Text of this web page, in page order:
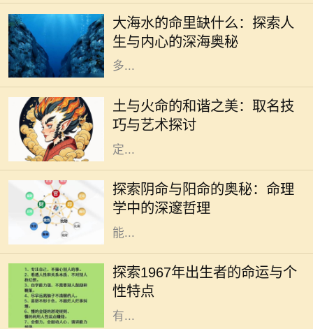
大海水的命里缺什么：探索人
生与内心的深海奥秘
又富有吸引力，充满了无限的可能与
冒险。然而，正如海水在我们生活中
的重要性一样，它的深处也隐藏着许
多...
土与火命的和谐之美：取名技
巧与艺术探讨
在中国传统命理学中，五行理论被广
泛应用，土和火作为其中两种重要元
素，各自富有独特的特征与寓意。土
蕴含着稳重、包容和滋养，象征着安
定...
探索阴命与阳命的奥秘：命理
学中的深邃哲理
在中华传统文化中，命理学拥有悠久
的历史，而其中的阴命和阳命是两个
重要的概念。了解它们的区别不仅可
以帮助我们更好地认识自身命运，还
能...
探索1967年出生者的命运与个
性特点
1967年，正值中国文化大革命的风起
云涌之际，这一年的出生者常被称为
“火羊”。与其他年份的命理学特点相
比，火羊年的人在性格与命运上都
有...
在中国传统命理学中，命理是研究一